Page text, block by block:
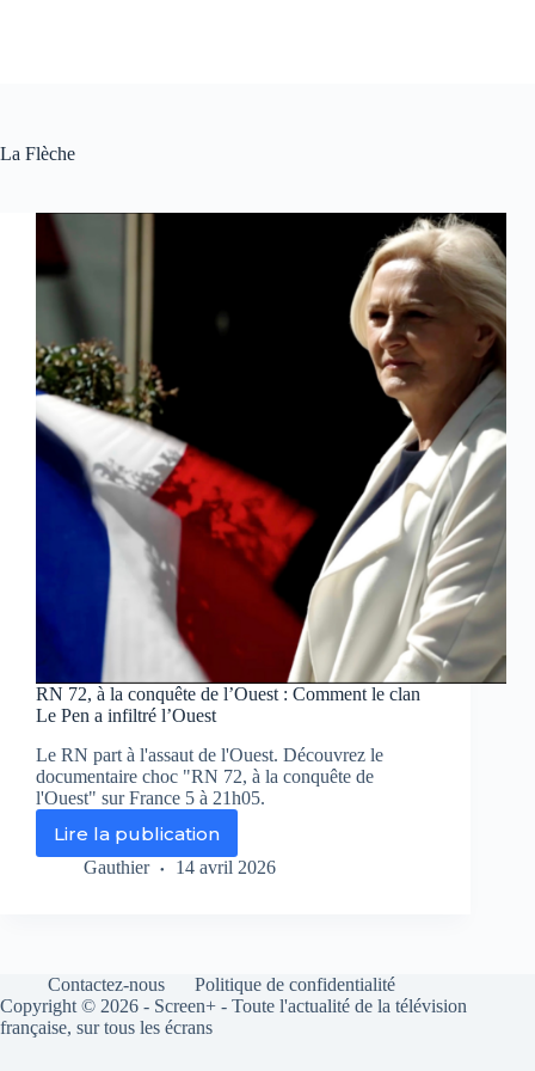
La Flèche
RN 72, à la conquête de l’Ouest : Comment le clan
Le Pen a infiltré l’Ouest
Le RN part à l'assaut de l'Ouest. Découvrez le
documentaire choc "RN 72, à la conquête de
l'Ouest" sur France 5 à 21h05.
Lire la publication
RN
72,
l’Ouest
:
Comment
Gauthier 14 avril 2026
Contactez-nous
Politique de confidentialité
Copyright © 2026 - Screen+ - Toute l'actualité de la télévision
française, sur tous les écrans